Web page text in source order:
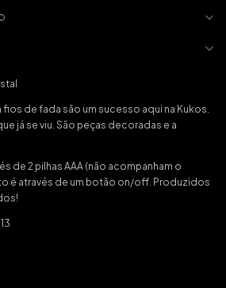
de fada são um sucesso aqui na Kukos.
já se viu. São peças decoradas e a
de 2 pilhas AAA (não acompanham o
é através de um botão on/off. Produzidos